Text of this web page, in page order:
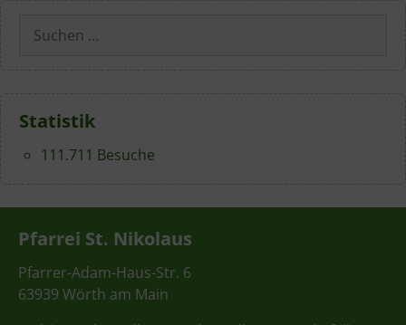
Suchen
nach:
Statistik
111.711 Besuche
Pfarrei St. Nikolaus
Pfarrer-Adam-Haus-Str. 6
63939 Wörth am Main